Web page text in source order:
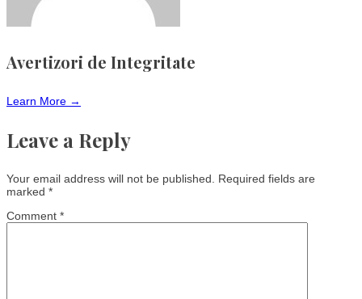
Avertizori de Integritate
Learn More →
Leave a Reply
Your email address will not be published.
Required fields are
marked *
Comment *